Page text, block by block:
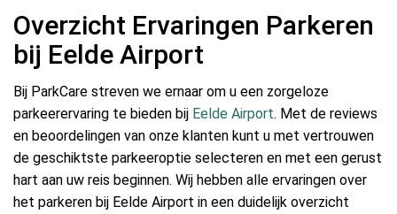
Overzicht Ervaringen Parkeren
bij Eelde Airport
Bij ParkCare streven we ernaar om u een zorgeloze
parkeerervaring te bieden bij Eelde Airport. Met de reviews
en beoordelingen van onze klanten kunt u met vertrouwen
de geschiktste parkeeroptie selecteren en met een gerust
hart aan uw reis beginnen. Wij hebben alle ervaringen over
het parkeren bij Eelde Airport in een duidelijk overzicht